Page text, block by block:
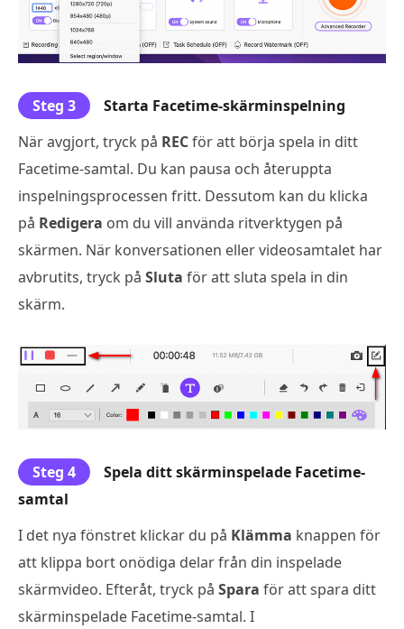
Steg 3
Starta Facetime-skärminspelning
När avgjort, tryck på RECför att börja spela in ditt
Facetime-samtal. Du kan pausa och återuppta
inspelningsprocessen fritt. Dessutom kan du klicka
på Redigera om du vill använda ritverktygen på
skärmen. När konversationen eller videosamtalet har
avbrutits, tryck på Sluta för att sluta spela in din
skärm.
Steg 4
Spela ditt skärminspelade Facetime-
samtal
I det nya fönstret klickar du på Klämma knappen för
att klippa bort onödiga delar från din inspelade
skärmvideo. Efteråt, tryck på Spara för att spara ditt
skärminspelade Facetime-samtal. I